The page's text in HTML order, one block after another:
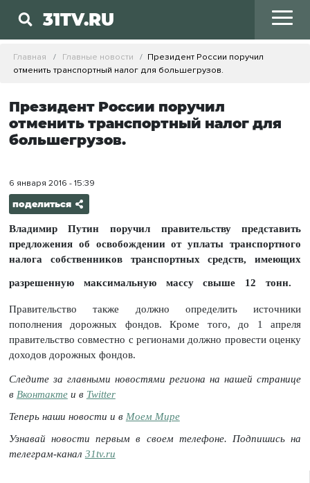
31TV.RU
Главная Главные новости
Президент России поручил
отменить транспортный налог для большегрузов.
Президент России поручил
отменить транспортный налог для
большегрузов.
6 января 2016 - 15:39
поделиться
Владимир Путин поручил правительству представить
предложения об освобождении от уплаты транспортного
налога собственников транспортных средств, имеющих
разрешенную максимальную массу свыше 12 тонн.
Правительство также должно определить источники
пополнения дорожных фондов. Кроме того, до 1 апреля
правительство совместно с регионами должно провести оценку
доходов дорожных фондов.
Следите за главными новостями региона на нашей странице
в Вконтактеи в Twitter
Теперь наши новости и в Моем Мире
Узнавай новости первым в своем телефоне. Подпишись на
телеграм-канал 31tv.ru